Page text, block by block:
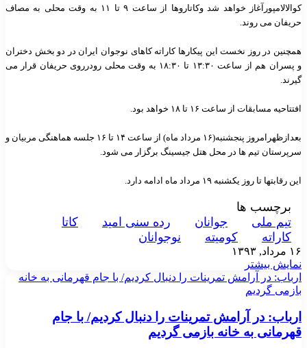
کوالالامپورآغاز خواهد شد وکاتاروها از ساعت ۹ تا ۱۱ به وقت محلی به مصاف
حریفان می روند.
همچنین در روز نخست این پیکارها کاراته کاهای نوجوان ایران در دو بخش دختران
و پسران هم از ساعت ۱۳:۳۰ تا ۱۸:۳۰ به وقت محلی رودرروی حریفان قرار می
گیرند.
افتتاحیه مسابقات از ساعت ۱۶ تا ۱۸ خواهد بود.
بعدازظهرامروز پنجشنبه(۱۶ مرداد ماه) از ساعت ۱۴ تا ۱۶ جلسه هماهنگی مربیان و
سرپرستان تیم ها در محل هتل جیسینگ برگزار می شود.
این رقابتها تا روز یکشنبه ۱۹ مرداد ماه ادامه دارد.
برچسب ها
تيم ملی
جوانان رده سنی امید
کاتا
کاراته
کوميته نوجوانان
۱۶ مرداد, ۱۳۹۳
نمایش بیشتر
ارباب: در آرامش تمرینات را دنبال کردیم/ با جام قهرمانی به خانه
بازمی گردیم
ارباب: در آرامش تمرینات را دنبال کردیم/ با جام
قهرمانی به خانه بازمی گردیم